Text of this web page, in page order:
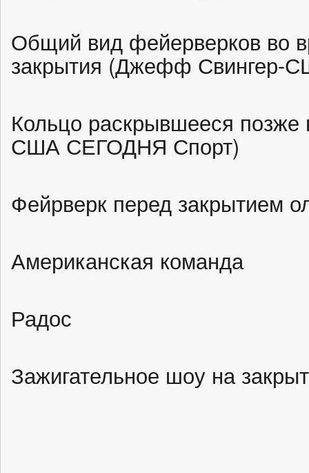
Общий вид фейерверков во
закрытия (Джефф
Кольцо раскрывшееся позже
США СЕГОДНЯ Спорт)
Фейрверк перед закрытием
Американская команда
Радос
Зажигательное шоу на